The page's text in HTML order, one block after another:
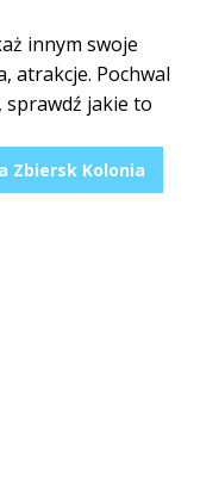
innym swoje
atrakcje. Pochwal
sprawdź jakie to
Zbiersk Kolonia